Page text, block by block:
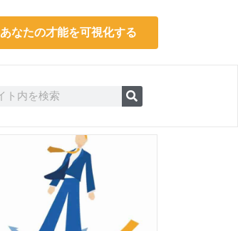
あなたの才能を可視化する
検
索